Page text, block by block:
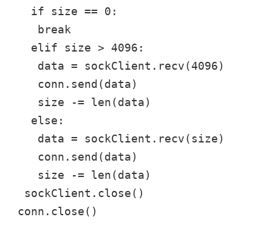
   if size == 0:
    break
   elif size > 4096:
    data = sockClient.recv(4096)
    conn.send(data)
    size -= len(data)
   else:
    data = sockClient.recv(size)
    conn.send(data)
    size -= len(data)
  sockClient.close()
conn.close()